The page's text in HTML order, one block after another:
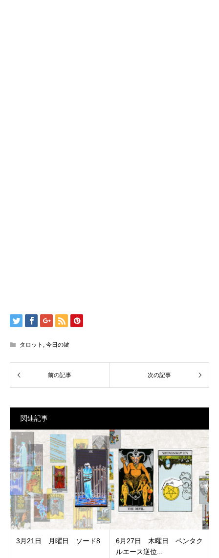
タロット , 今日の鍵
関連記事
3月21日 月曜日 ソード8
6月27日 木曜日 ペンタク
ルエース逆位...